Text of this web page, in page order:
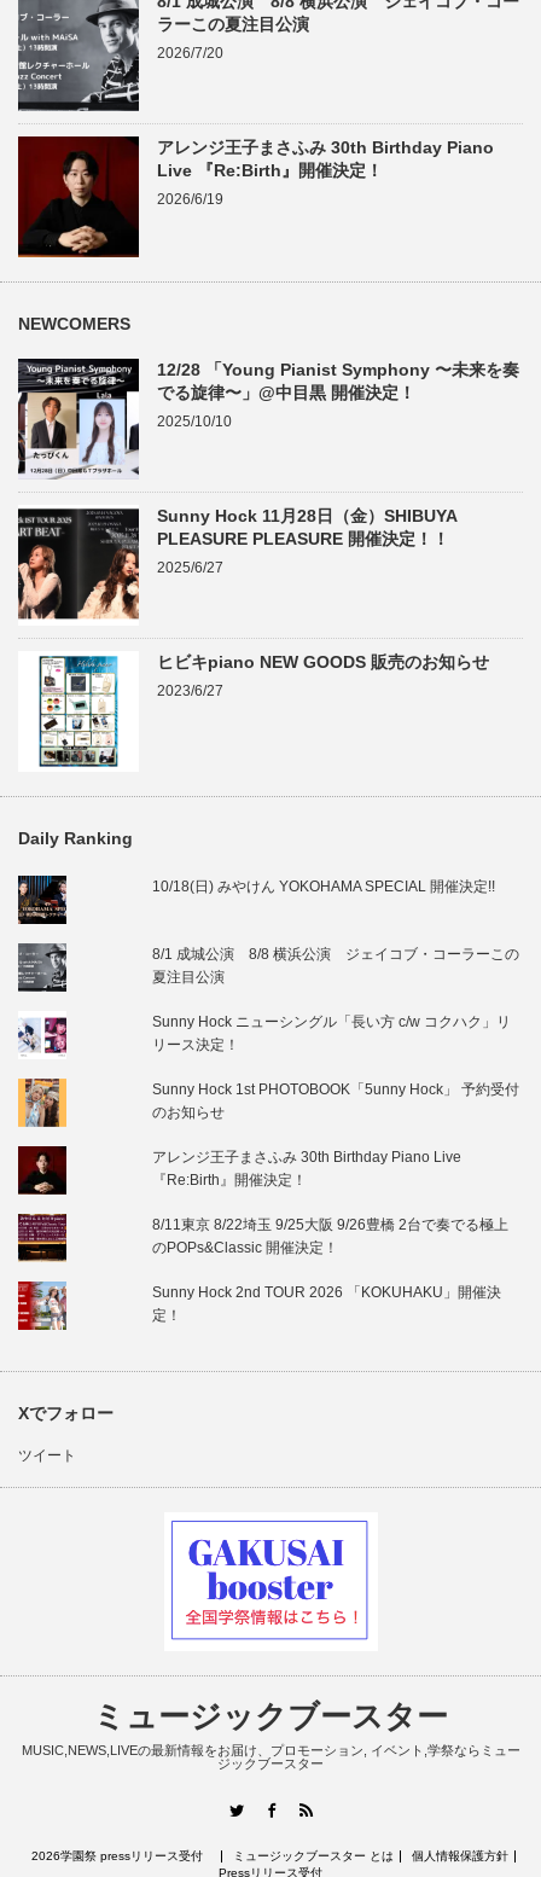
ラーこの夏注目公演
2026/7/20
アレンジ王子まさふみ 30th Birthday Piano
Live 『Re:Birth』開催決定！
2026/6/19
NEWCOMERS
12/28 「Young Pianist Symphony 〜未来を奏
でる旋律〜」@中目黒 開催決定！
2025/10/10
Sunny Hock 11月28日（金）SHIBUYA
PLEASURE PLEASURE 開催決定！！
2025/6/27
ヒビキpiano NEW GOODS 販売のお知らせ
2023/6/27
Daily Ranking
10/18(日) みやけん YOKOHAMA SPECIAL 開催決定!!
8/1 成城公演 8/8 横浜公演 ジェイコブ・コーラーこの
夏注目公演
Sunny Hock ニューシングル「長い方 c/w コクハク」リ
リース決定！
Sunny Hock 1st PHOTOBOOK「5unny Hock」 予約受付
のお知らせ
アレンジ王子まさふみ 30th Birthday Piano Live
『Re:Birth』開催決定！
8/11東京 8/22埼玉 9/25大阪 9/26豊橋 2台で奏でる極上
のPOPs&Classic 開催決定！
Sunny Hock 2nd TOUR 2026 「KOKUHAKU」開催決
定！
Xでフォロー
ツイート
ミュージックブースター
MUSIC,NEWS,LIVEの最新情報をお届け、プロモーション, イベント,学祭ならミュー
ジックブースター
TwitterFacebook
2026学園祭 pressリリース受付 ミュージックブースター とは
個人情報保護方針
Pressリリース受付